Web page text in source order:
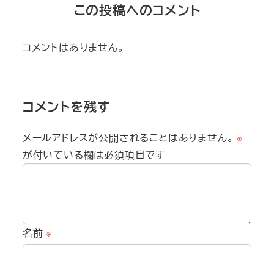
この投稿へのコメント
コメントはありません。
コメントを残す
メールアドレスが公開されることはありません。 ※
が付いている欄は必須項目です
名前※